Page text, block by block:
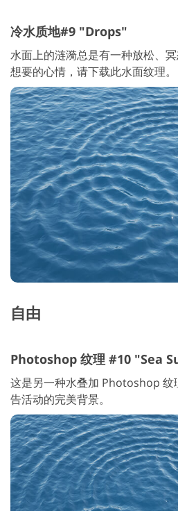
冷水质地#9 "Drops"
水面上的涟漪总是有一种放松、
想要的心情，请下载此水面纹理。
自由
Photoshop 纹理 #10 "Sea
这是另一种水叠加 Photoshop 纹
告活动的完美背景。